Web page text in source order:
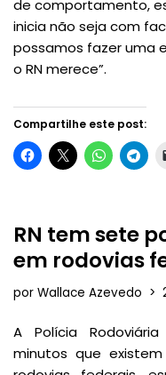
de comportamento,
inicia não seja com
possamos fazer uma
o RN merece”.
Compartilhe este post:
RN tem sete
em rodovias
por Wallace Azevedo
A Polícia
minutos que